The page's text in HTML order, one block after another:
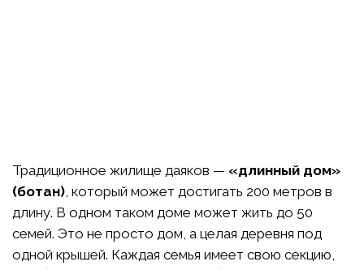
Традиционное жилище даяков — «длинный дом»
(ботан) , который может достигать 200 метров в
длину. В одном таком доме может жить до 50
семей. Это не просто дом, а целая деревня под
одной крышей. Каждая семья имеет свою секцию,